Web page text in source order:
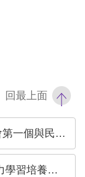
回最上面
體合作人權推廣
專業服務社會